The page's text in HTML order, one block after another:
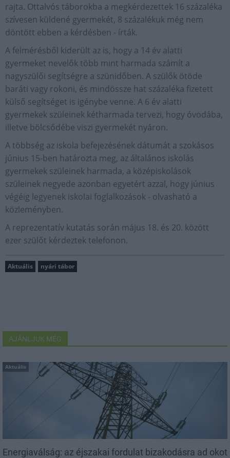
rajta. Ottalvós táborokba a megkérdezettek 16 százaléka
szívesen küldené gyermekét, 8 százalékuk még nem
döntött ebben a kérdésben - írták.
A felmérésből kiderült az is, hogy a 14 év alatti
gyermeket nevelők több mint harmada számít a
nagyszülői segítségre a szünidőben. A szülők ötöde
baráti vagy rokoni, és mindössze hat százaléka fizetett
külső segítséget is igénybe venne. A 6 év alatti
gyermekek szüleinek kétharmada tervezi, hogy óvodába,
illetve bölcsődébe viszi gyermekét nyáron.
A többség az iskola befejezésének dátumát a szokásos
június 15-ben határozta meg, az általános iskolás
gyermekek szüleinek harmada, a középiskolások
szüleinek negyede azonban egyetért azzal, hogy június
végéig legyenek iskolai foglalkozások - olvasható a
közleményben.
A reprezentatív kutatás során május 18. és 20. között
ezer szülőt kérdeztek telefonon.
Aktuális nyári tábor
AJÁNLJUK MÉG
Aktuális
Energiaválság: az éjszakai fordulat bizakodásra ad okot